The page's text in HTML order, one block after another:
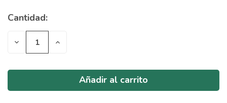
Stock
actual:
Cantidad:
Disminuir
Aumentar